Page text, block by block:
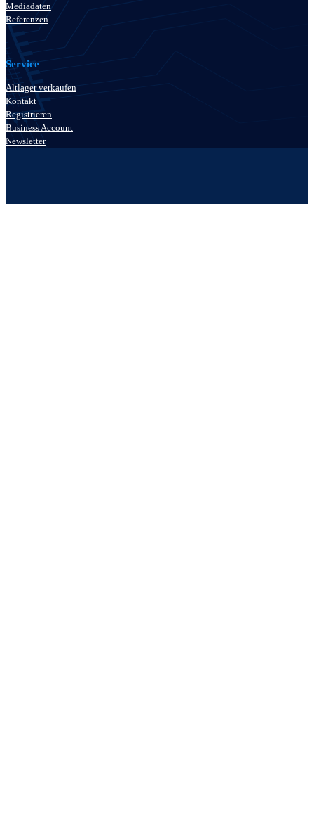
Mediadaten
Referenzen
Service
Altlager verkaufen
Kontakt
Registrieren
Business Account
Newsletter